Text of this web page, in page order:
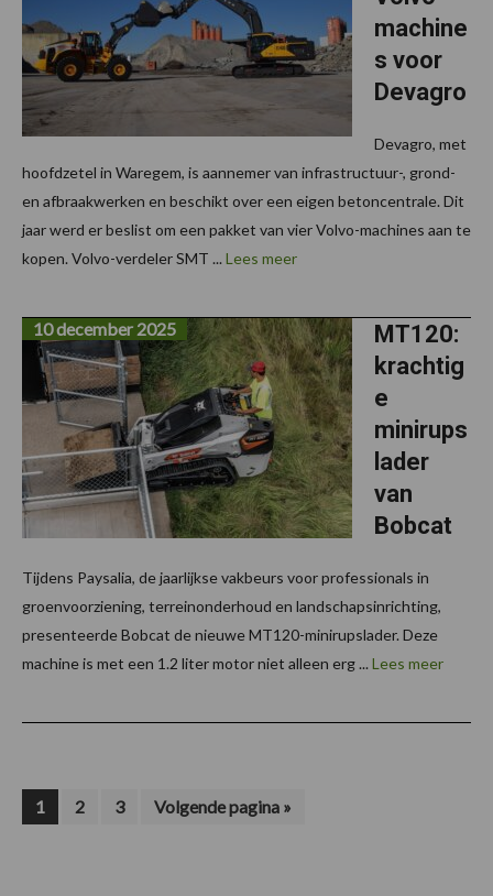
machine
s voor
Devagro
Devagro, met
hoofdzetel in Waregem, is aannemer van infrastructuur-, grond-
en afbraakwerken en beschikt over een eigen betoncentrale. Dit
jaar werd er beslist om een pakket van vier Volvo-machines aan te
kopen. Volvo-verdeler SMT ... Lees meer
MT120:
krachtig
e
minirups
lader
van
Bobcat
10 december 2025
Tijdens Paysalia, de jaarlijkse vakbeurs voor professionals in
groenvoorziening, terreinonderhoud en landschapsinrichting,
presenteerde Bobcat de nieuwe MT120-minirupslader. Deze
machine is met een 1.2 liter motor niet alleen erg ... Lees meer
Pagina
1 Pagina
2 Pagina
3
Ga
naar
Volgende pagina »